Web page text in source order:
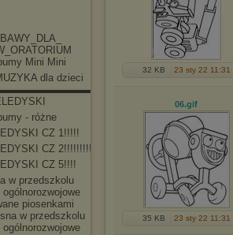
UM
Mini Mini
dla dzieci
- różne
CZ 1!!!!!
CZ 2!!!!!!!!!!
CZ 5!!!!
w przedszkolu
e
piosenkami
w przedszkolu
e
32 KB 23 sty 22 11:31
06.gif
35 KB 23 sty 22 11:31